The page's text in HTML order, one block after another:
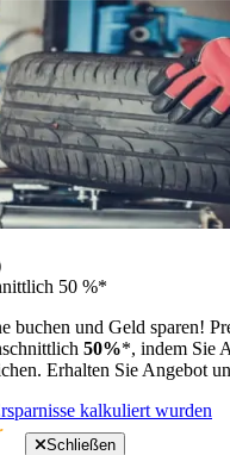
50 %*
buchen und Geld sparen!
50%*, indem Sie
Erhalten Sie Angebot
kalkuliert wurden
Schließen